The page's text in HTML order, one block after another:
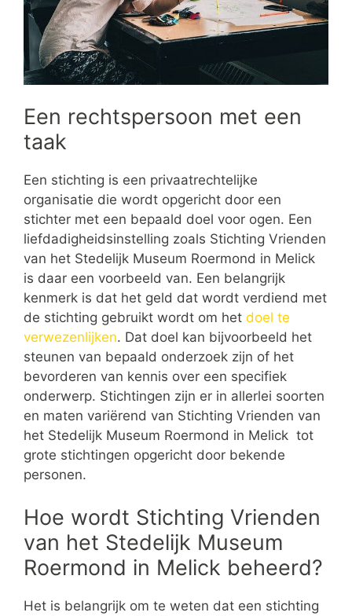
Een rechtspersoon met een
taak
Een stichting is een privaatrechtelijke
organisatie die wordt opgericht door een
stichter met een bepaald doel voor ogen. Een
liefdadigheidsinstelling zoals Stichting Vrienden
van het Stedelijk Museum Roermond in Melick
is daar een voorbeeld van. Een belangrijk
kenmerk is dat het geld dat wordt verdiend met
de stichting gebruikt wordt om het doel te
verwezenlijken. Dat doel kan bijvoorbeeld het
steunen van bepaald onderzoek zijn of het
bevorderen van kennis over een specifiek
onderwerp. Stichtingen zijn er in allerlei soorten
en maten variërend van Stichting Vrienden van
het Stedelijk Museum Roermond in Melick tot
grote stichtingen opgericht door bekende
personen.
Hoe wordt Stichting Vrienden
van het Stedelijk Museum
Roermond in Melick beheerd?
Het is belangrijk om te weten dat een stichting